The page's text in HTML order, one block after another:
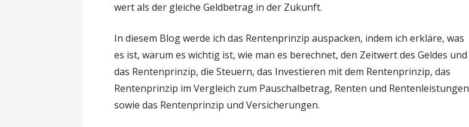
wert als der gleiche Geldbetrag in der Zukunft.
In diesem Blog werde ich das Rentenprinzip auspacken, indem ich erkläre, was
es ist, warum es wichtig ist, wie man es berechnet, den Zeitwert des Geldes und
das Rentenprinzip, die Steuern, das Investieren mit dem Rentenprinzip, das
Rentenprinzip im Vergleich zum Pauschalbetrag, Renten und Rentenleistungen
sowie das Rentenprinzip und Versicherungen.